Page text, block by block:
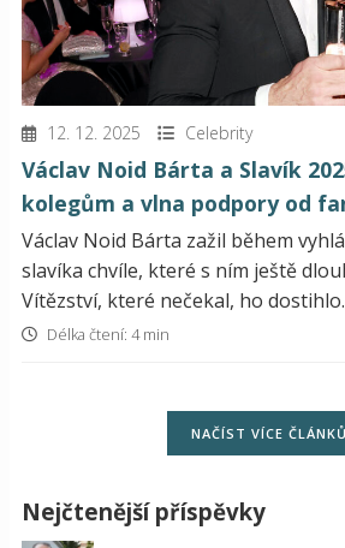
12. 12. 2025 Celebrity
Václav Noid Bárta a Slavík
kolegům a vlna podpory od
Václav Noid Bárta zažil během
slavíka chvíle, které s ním ještě
Vítězství, které nečekal, ho
Délka čtení: 4 min
NAČÍST VÍCE ČLÁNKŮ
Nejčtenější příspěvky